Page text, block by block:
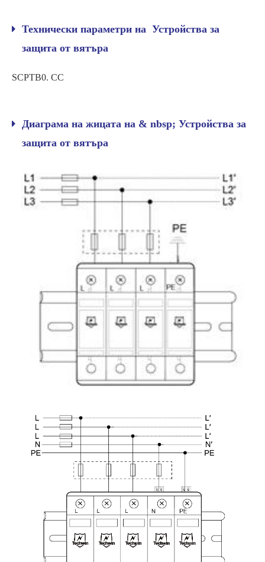
Технически параметри на Устройства за
защита от вятъра
SCPTB0. CC
Диаграма на жицата на & nbsp; Устройства за
защита от вятъра